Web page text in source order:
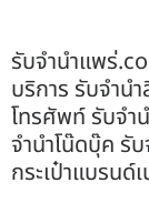
รับจํานําแพร่
บริการ รับจำน
โทรศัพท์ รับจำ
จำนำโน๊ดบุ๊ค รั
กระเป๋าแบรนด์